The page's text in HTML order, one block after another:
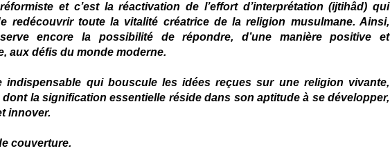
et c’est la réactivation de l’effort d’interprétation (ijtihâd) qui
redécouvrir toute la vitalité créatrice de la religion musulmane. Ainsi,
encore la possibilité de répondre, d’une manière positive et
aux défis du monde moderne.
indispensable qui bouscule les idées reçues sur une religion vivante,
la signification essentielle réside dans son aptitude à se développer,
innover.
couverture.